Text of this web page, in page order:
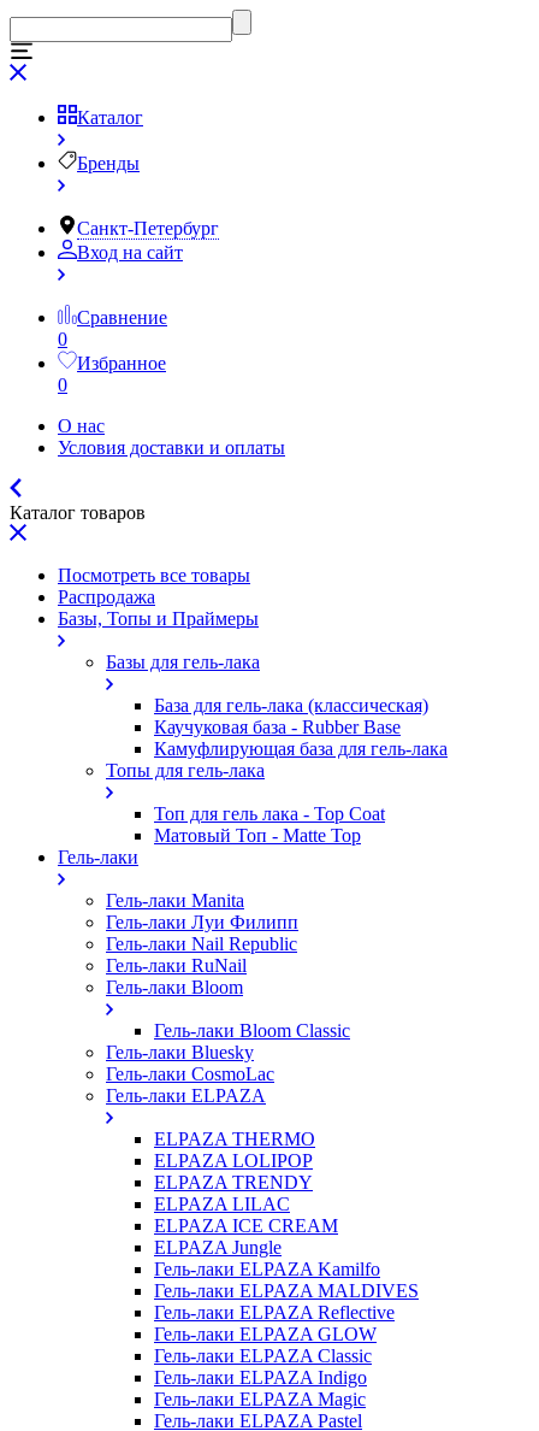
Каталог
Бренды
Санкт-Петербург
Вход на сайт
Сравнение
0
Избранное
0
О нас
Условия доставки и оплаты
Каталог товаров
Посмотреть все товары
Распродажа
Базы, Топы и Праймеры
Базы для гель-лака
База для гель-лака (классическая)
Каучуковая база - Rubber Base
Камуфлирующая база для гель-лака
Топы для гель-лака
Топ для гель лака - Top Coat
Матовый Топ - Matte Top
Гель-лаки
Гель-лаки Manita
Гель-лаки Луи Филипп
Гель-лаки Nail Republic
Гель-лаки RuNail
Гель-лаки Bloom
Гель-лаки Bloom Classic
Гель-лаки Bluesky
Гель-лаки CosmoLac
Гель-лаки ELPAZA
ELPAZA THERMO
ELPAZA LOLIPOP
ELPAZA TRENDY
ELPAZA LILAC
ELPAZA IСE CREAM
ELPAZA Jungle
Гель-лаки ELPAZA Kamilfo
Гель-лаки ELPAZA MALDIVES
Гель-лаки ELPAZA Reflective
Гель-лаки ELPAZA GLOW
Гель-лаки ELPAZA Classic
Гель-лаки ELPAZA Indigo
Гель-лаки ELPAZA Magic
Гель-лаки ELPAZA Pastel